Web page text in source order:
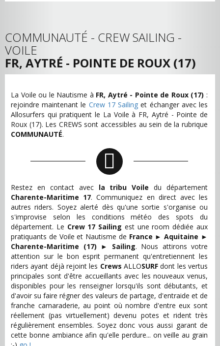
COMMUNAUTÉ - CREW SAILING -
VOILE
FR, AYTRÉ - POINTE DE ROUX (17)
La Voile ou le Nautisme à FR, Aytré - Pointe de Roux (17) :
rejoindre maintenant le Crew 17 Sailing et échanger avec les
Allosurfers qui pratiquent le La Voile à FR, Aytré - Pointe de
Roux (17). Les CREWS sont accessibles au sein de la rubrique
COMMUNAUTÉ.
Restez en contact avec la tribu Voile du département
Charente-Maritime 17. Communiquez en direct avec les
autres riders. Soyez alerté dès qu'une sortie s'organise ou
s'improvise selon les conditions météo des spots du
département. Le Crew 17 Sailing est une room dédiée aux
pratiquants de Voile et Nautisme de France ►Aquitaine ►
Charente-Maritime (17) ► Sailing. Nous attirons votre
attention sur le bon esprit permanent qu'entretiennent les
riders ayant déjà rejoint les Crews ALLOSURF dont les vertus
principales sont d'être accueillants avec les nouveaux venus,
disponibles pour les renseigner lorsqu'ils sont débutants, et
d'avoir su faire régner des valeurs de partage, d'entraide et de
franche camaraderie, au point où nombre d'entre eux sont
réellement (pas virtuellement) devenu potes et rident très
régulièrement ensembles. Soyez donc vous aussi garant de
cette bonne ambiance afin qu'elle perdure... on veille au grain